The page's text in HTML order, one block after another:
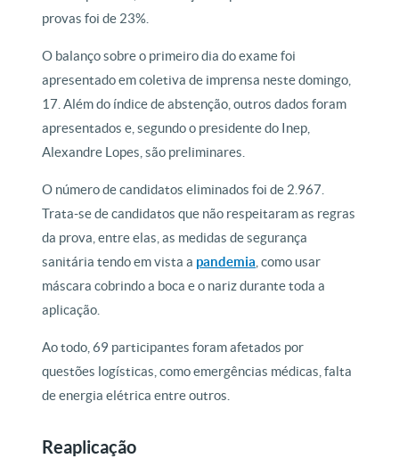
provas foi de 23%.
O balanço sobre o primeiro dia do exame foi
apresentado em coletiva de imprensa neste domingo,
17. Além do índice de abstenção, outros dados foram
apresentados e, segundo o presidente do Inep,
Alexandre Lopes, são preliminares.
O número de candidatos eliminados foi de 2.967.
Trata-se de candidatos que não respeitaram as regras
da prova, entre elas, as medidas de segurança
sanitária tendo em vista a pandemia , como usar
máscara cobrindo a boca e o nariz durante toda a
aplicação.
Ao todo, 69 participantes foram afetados por
questões logísticas, como emergências médicas, falta
de energia elétrica entre outros.
Reaplicação